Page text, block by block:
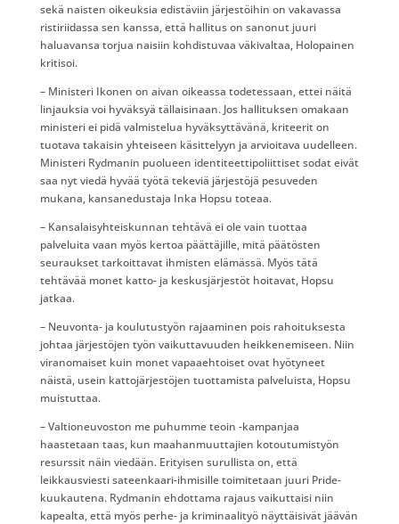
sekä naisten oikeuksia edistäviin järjestöihin on vakavassa
ristiriidassa sen kanssa, että hallitus on sanonut juuri
haluavansa torjua naisiin kohdistuvaa väkivaltaa, Holopainen
kritisoi.
– Ministeri Ikonen on aivan oikeassa todetessaan, ettei näitä
linjauksia voi hyväksyä tällaisinaan. Jos hallituksen omakaan
ministeri ei pidä valmistelua hyväksyttävänä, kriteerit on
tuotava takaisin yhteiseen käsittelyyn ja arvioitava uudelleen.
Ministeri Rydmanin puolueen identiteettipoliittiset sodat eivät
saa nyt viedä hyvää työtä tekeviä järjestöjä pesuveden
mukana, kansanedustaja Inka Hopsu toteaa.
– Kansalaisyhteiskunnan tehtävä ei ole vain tuottaa
palveluita vaan myös kertoa päättäjille, mitä päätösten
seuraukset tarkoittavat ihmisten elämässä. Myös tätä
tehtävää monet katto- ja keskusjärjestöt hoitavat, Hopsu
jatkaa.
– Neuvonta- ja koulutustyön rajaaminen pois rahoituksesta
johtaa järjestöjen työn vaikuttavuuden heikkenemiseen. Niin
viranomaiset kuin monet vapaaehtoiset ovat hyötyneet
näistä, usein kattojärjestöjen tuottamista palveluista, Hopsu
muistuttaa.
– Valtioneuvoston me puhumme teoin -kampanjaa
haastetaan taas, kun maahanmuuttajien kotoutumistyön
resurssit näin viedään. Erityisen surullista on, että
leikkausviesti sateenkaari-ihmisille toimitetaan juuri Pride-
kuukautena. Rydmanin ehdottama rajaus vaikuttaisi niin
kapealta, että myös perhe- ja kriminaalityö näyttäisivät jäävän